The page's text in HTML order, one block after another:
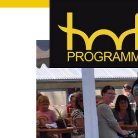
hof-
hof-programm – das